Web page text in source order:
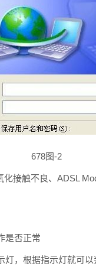
678图-2
触不良、ADSL
是否正常
，根据指示灯就可以